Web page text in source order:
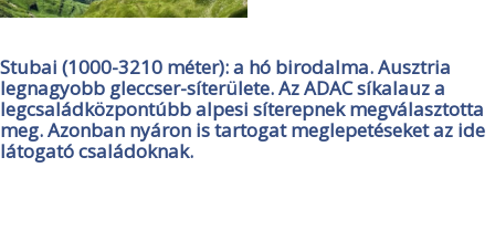
Stubai (1000-3210 méter): a hó birodalma. Ausztria
legnagyobb gleccser-síterülete. Az ADAC síkalauz a
legcsaládközpontúbb alpesi síterepnek megválasztotta
meg. Azonban nyáron is tartogat meglepetéseket az ide
látogató családoknak.